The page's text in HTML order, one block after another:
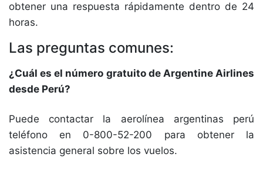
obtener una respuesta rápidamente dentro de 24
horas.
Las preguntas comunes:
¿Cuál es el número gratuito de Argentine Airlines
desde Perú?
Puede contactar la aerolínea argentinas perú
teléfono en 0-800-52-200 para obtener la
asistencia general sobre los vuelos.